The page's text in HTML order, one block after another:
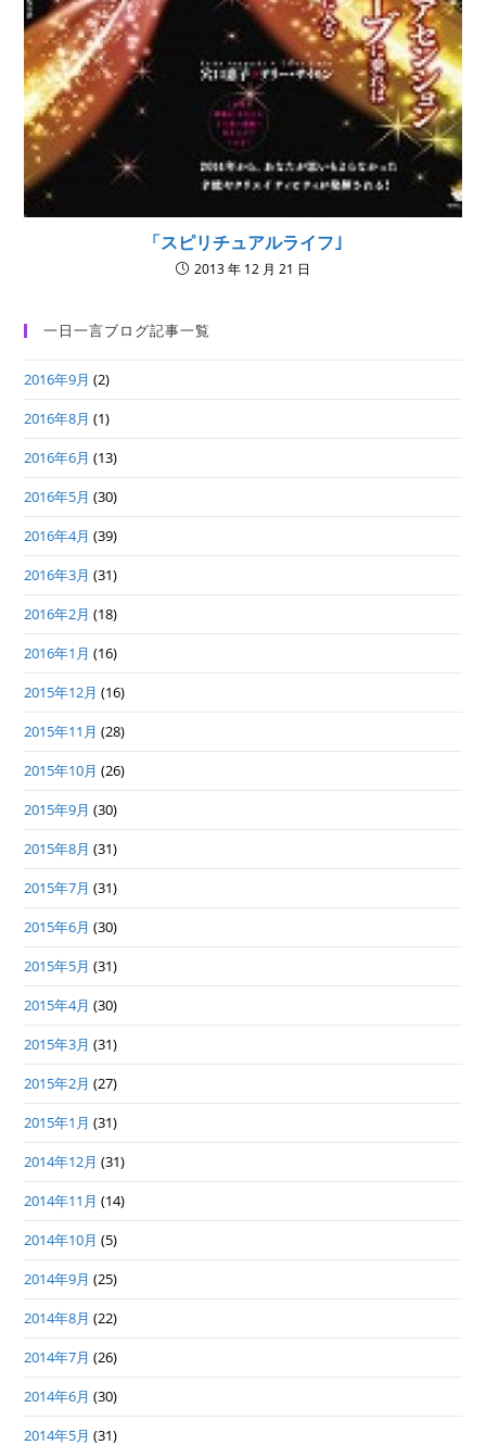
「スピリチュアルライフ｣
2013 年 12 月 21 日
一日一言ブログ記事一覧
2016年9月 (2)
2016年8月 (1)
2016年6月 (13)
2016年5月 (30)
2016年4月 (39)
2016年3月 (31)
2016年2月 (18)
2016年1月 (16)
2015年12月 (16)
2015年11月 (28)
2015年10月 (26)
2015年9月 (30)
2015年8月 (31)
2015年7月 (31)
2015年6月 (30)
2015年5月 (31)
2015年4月 (30)
2015年3月 (31)
2015年2月 (27)
2015年1月 (31)
2014年12月 (31)
2014年11月 (14)
2014年10月 (5)
2014年9月 (25)
2014年8月 (22)
2014年7月 (26)
2014年6月 (30)
2014年5月 (31)